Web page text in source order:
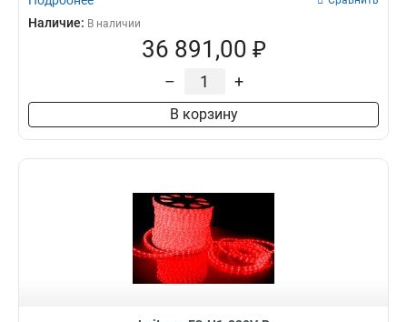
Наличие: В наличии
36 891,00 ₽
– +
В корзину